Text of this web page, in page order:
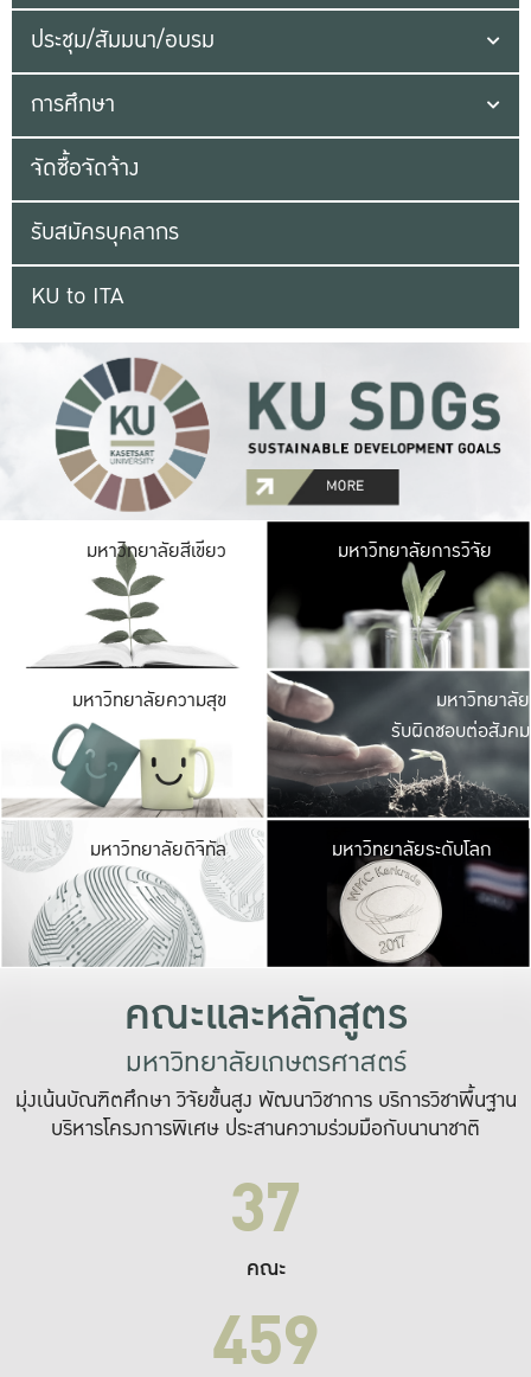
ประชุม/สัมมนา/อบรม
การศึกษา
จัดซื้อจัดจ้าง
รับสมัครบุคลากร
KU to ITA
มหาวิทยาลัยสีเขียว มหาวิ
มีพื้นที่เขียวสดใส
เป็นป่าในเมือง เกษต
มหาวิทยาลัยการวิจัย
มหาวิทยาลัยความสุข มหาวิ
ค
เปิดประ
และพบเรื่องราวใ
มหาวิทยาลัย
รับผิดชอบต่อสังคม
มหาวิทยาลัยดิจิทัล มหาวิ
เปลี่ยนแปลง แล
เพื่อทำง
ระบบสารสนเทศ
มหาวิทยาลัยระดับโลก
คณะและหลักสูตร
มหาวิทยาลัยเกษตรศาสตร์
มุ่งเน้นบัณฑิตศึกษา วิจัยขั้นสูง พัฒนาวิชาการ บริการวิชาพื้นฐาน
บริหารโครงการพิเศษ ประสานความร่วมมือกับนานาชาติ
37
คณะ
459